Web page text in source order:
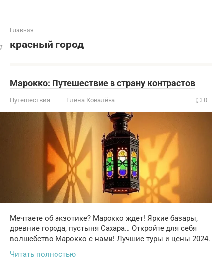
Главная
красный город
Марокко: Путешествие в страну контрастов
Путешествия Елена Ковалёва 0
Мечтаете об экзотике? Марокко ждет! Яркие базары,
древние города, пустыня Сахара… Откройте для себя
волшебство Марокко с нами! Лучшие туры и цены 2024.
Читать полностью